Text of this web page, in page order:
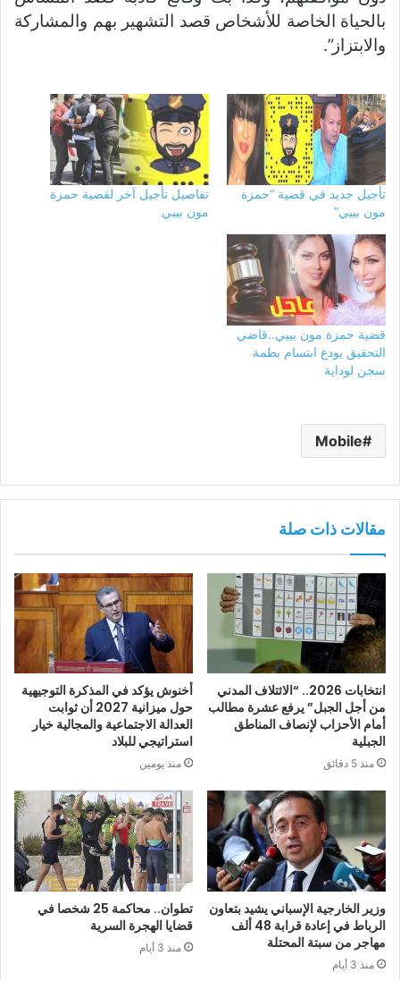
بالحياة الخاصة للأشخاص قصد التشهير بهم والمشاركة
والابتزاز”.
تأجيل جديد في قضية “حمزة
مون بيبي”
تفاصيل تأجيل آخر لقضية حمزة
مون بيبي
قضية حمزة مون بيبي..قاضي
التحقيق يودع ابتسام بطمة
سجن لوداية
Mobile
مقالات ذات صلة
انتخابات 2026.. “الائتلاف المدني
من أجل الجبل” يرفع عشرة مطالب
أمام الأحزاب لإنصاف المناطق
الجبلية
منذ 5 دقائق
أخنوش يؤكد في المذكرة التوجيهية
حول ميزانية 2027 أن ثوابت
العدالة الاجتماعية والمجالية خيار
استراتيجي للبلاد
منذ يومين
وزير الخارجية الإسباني يشيد بتعاون
الرباط في إعادة قرابة 48 ألف
مهاجر من سبتة المحتلة
منذ 3 أيام
تطوان.. محاكمة 25 شخصا في
قضايا الهجرة السرية
منذ 3 أيام